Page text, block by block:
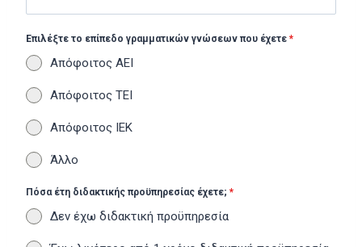
Επιλέξτε το επίπεδο γραμματικών γνώσεων που έχετε *
Απόφοιτος ΑΕΙ
Απόφοιτος ΤΕΙ
Απόφοιτος ΙΕΚ
Άλλο
Πόσα έτη διδακτικής προϋπηρεσίας έχετε; *
Δεν έχω διδακτική προϋπηρεσία